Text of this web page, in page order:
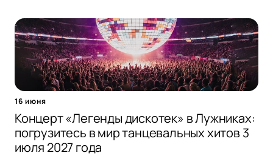
16 июня
Концерт «Легенды дискотек» в Лужниках:
погрузитесь в мир танцевальных хитов 3
июля 2027 года